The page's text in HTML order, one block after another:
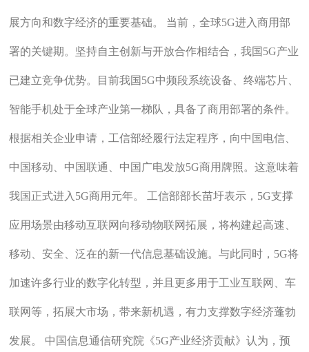
展方向和数字经济的重要基础。 当前，全球5G进入商用部
署的关键期。坚持自主创新与开放合作相结合，我国5G产业
已建立竞争优势。目前我国5G中频段系统设备、终端芯片、
智能手机处于全球产业第一梯队，具备了商用部署的条件。
根据相关企业申请，工信部经履行法定程序，向中国电信、
中国移动、中国联通、中国广电发放5G商用牌照。这意味着
我国正式进入5G商用元年。 工信部部长苗圩表示，5G支撑
应用场景由移动互联网向移动物联网拓展，将构建起高速、
移动、安全、泛在的新一代信息基础设施。与此同时，5G将
加速许多行业的数字化转型，并且更多用于工业互联网、车
联网等，拓展大市场，带来新机遇，有力支撑数字经济蓬勃
发展。 中国信息通信研究院《5G产业经济贡献》认为，预